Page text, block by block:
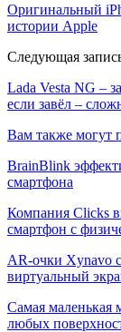
Оригинальный
истории Apple
Следующая
Lada Vesta NG –
если завёл –
Вам также могут
BrainBlink
смартфона
Компания Clicks
смартфон с
AR-очки Xynavo
виртуальный
Самая маленькая
любых